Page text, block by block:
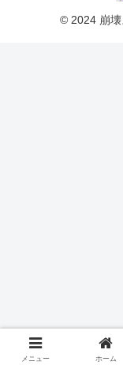
© 2024 崩壊
メニュー ホーム